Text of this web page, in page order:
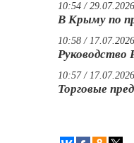
10:54 / 29.07.2026
В Крыму по
10:58 / 17.07.2026
Руководство
10:57 / 17.07.2026
Торговые